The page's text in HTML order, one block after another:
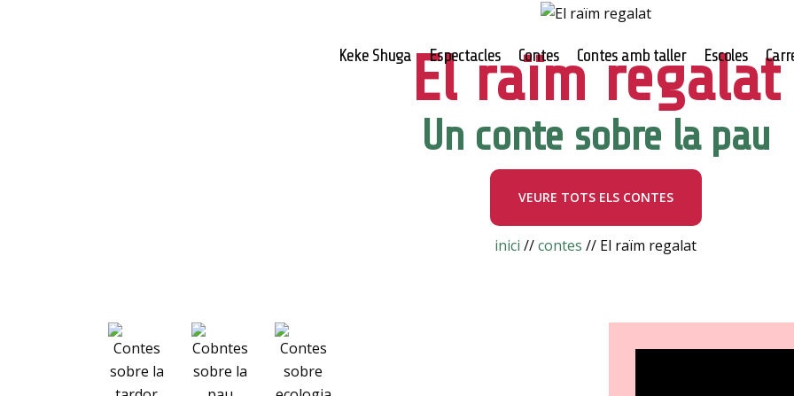
Keke Shuga Espectacles Contes Contes amb taller Escoles
El raïm regalat
Un conte sobre la pau
VEURE TOTS ELS CONTES
inici //contes // El raïm regalat